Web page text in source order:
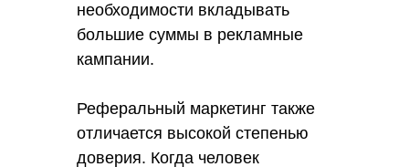
необходимости вкладывать
большие суммы в рекламные
кампании.
Реферальный маркетинг также
отличается высокой степенью
доверия. Когда человек